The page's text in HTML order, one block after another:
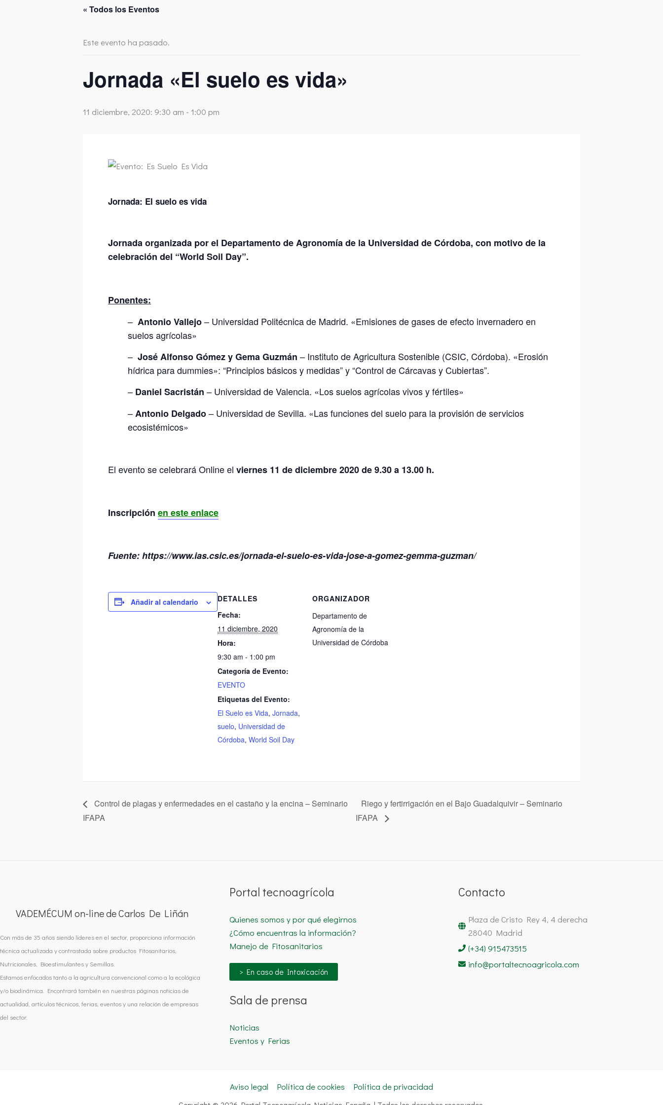
« Todos los Eventos
Este evento ha pasado.
Jornada «El suelo es vida»
11 diciembre, 2020: 9:30 am - 1:00 pm
Jornada: El suelo es vida
Jornada organizada por el Departamento de Agronomía de la Universidad de Córdoba, con motivo de la
celebración del “World Soil Day”.
Ponentes:
– Antonio Vallejo– Universidad Politécnica de Madrid. «Emisiones de gases de efecto invernadero en
suelos agrícolas»
– José Alfonso Gómez y Gema Guzmán – Instituto de Agricultura Sostenible (CSIC, Córdoba). «Erosión
hídrica para dummies»: “Principios básicos y medidas” y “Control de Cárcavas y Cubiertas”.
– Daniel Sacristán – Universidad de Valencia. «Los suelos agrícolas vivos y fértiles»
–Antonio Delgado– Universidad de Sevilla. «Las funciones del suelo para la provisión de servicios
ecosistémicos»
El evento se celebrará Online el viernes 11 de diciembre 2020 de 9.30 a 13.00 h.
Inscripción en este enlace
Fuente: https://www.ias.csic.es/jornada-el-suelo-es-vida-jose-a-gomez-gemma-guzman/
Añadir al calendario
DETALLES
Fecha:
11 diciembre, 2020
Hora:
9:30 am - 1:00 pm
Categoría de Evento:
EVENTO
Etiquetas del Evento:
El Suelo es Vida, Jornada,
suelo, Universidad de
Córdoba, World Soil Day
ORGANIZADOR
Departamento de
Agronomía de la
Universidad de Córdoba
Control de plagas y enfermedades en el castaño y la encina – Seminario
IFAPA
Riego y fertirrigación en el Bajo Guadalquivir – Seminario
IFAPA
VADEMÉCUM on-line de Carlos De Liñán
Con más de 35 años siendo líderes en el sector, proporciona información
técnica actualizada y contrastada sobre productos Fitosanitarios,
Nutricionales, Bioestimulantes y Semillas.
Estamos enfocados tanto a la agricultura convencional como a la ecológica
y/o biodinámica. Encontrará también en nuestras páginas noticias de
actualidad, artículos técnicos, ferias, eventos y una relación de empresas
del sector.
Portal tecnoagrícola
Quienes somos y por qué elegirnos
¿Cómo encuentras la información?
Manejo de Fitosanitarios
> En caso de Intoxicación
Sala de prensa
Noticias
Eventos y Ferias
Contacto
Plaza de Cristo Rey 4, 4 derecha
28040 Madrid
(+34) 915473515
info@portaltecnoagricola.com
Aviso legal Política de cookies Política de privacidad